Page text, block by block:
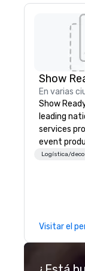
Show
En varias
Show
leading
services
event
start to
Logística/
Visitar el